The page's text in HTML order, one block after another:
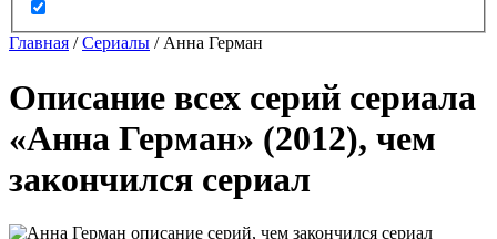
Главная /Сериалы / Анна Герман
Описание всех серий сериала
«Анна Герман» (2012), чем
закончился сериал